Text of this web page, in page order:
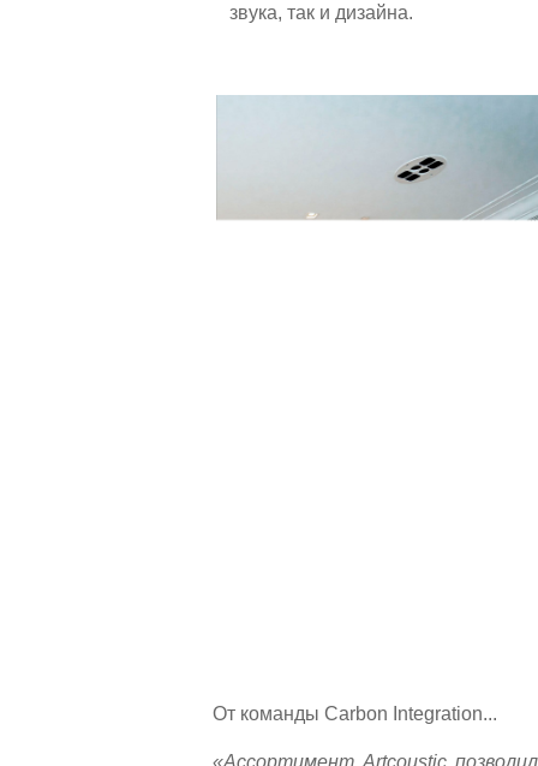
звука, так и дизайна.
От команды Carbon Integration...
«Ассортимент Artcoustic